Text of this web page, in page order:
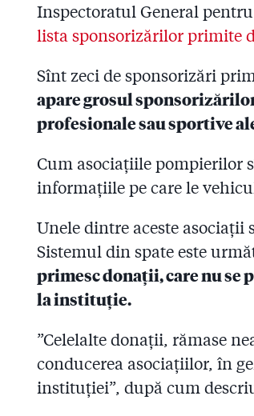
Inspectoratul General
lista sponsorizărilor primite
Sînt zeci de sponsorizări
apare grosul
profesionale sau sportive
Cum asociațiile pompierilor
informațiile pe care le
Unele dintre aceste
Sistemul din spate este
primesc donații, care nu se
la instituție.
”Celelalte donații, rămase
conducerea asociațiilor, în
instituției”, după cum